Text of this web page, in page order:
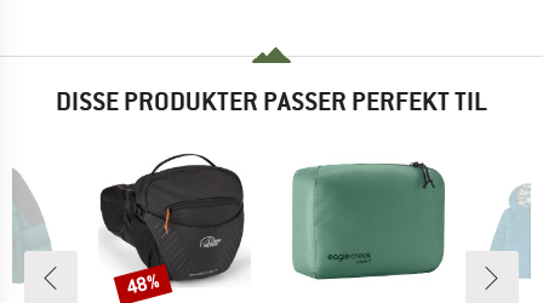
DISSE PRODUKTER PASSER PERFEKT TIL
Rabat
48%